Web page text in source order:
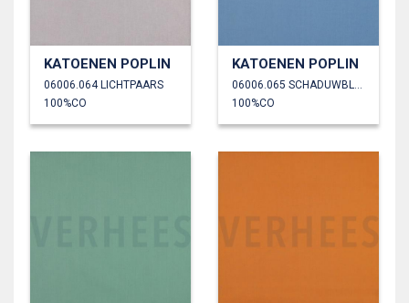
KATOENEN POPLIN
06006.064 LICHTPAARS
100%CO
KATOENEN POPLIN
06006.065 SCHADUWBLAUW
100%CO